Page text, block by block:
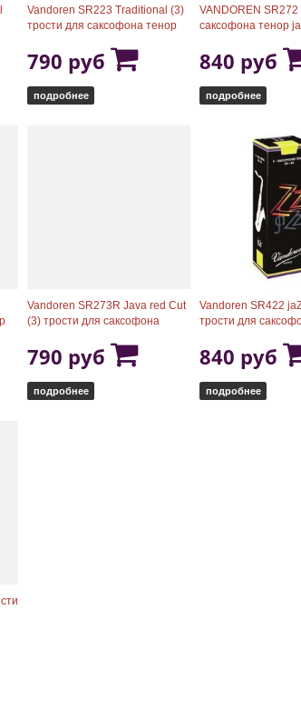
Vandoren SR223 Traditional (3)
трости для саксофона тенор
790 руб
подробнее
VANDOREN SR272
саксофона тенор
840 руб
подробнее
Vandoren SR273R Java red Cut
(3) трости для саксофона
790 руб
подробнее
Vandoren SR422
трости для
840 руб
подробнее